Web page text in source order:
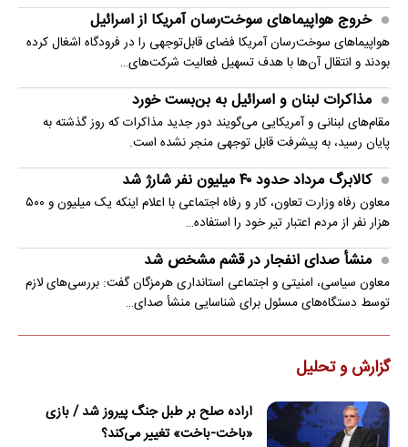
خروج هواپیماهای سوخت‌رسان آمریکا از اسرائیل
هواپیماهای سوخت‌رسان آمریکا فضای قابل‌توجهی را در فرودگاه اشغال کرده
بودند و انتقال آن‌ها با هدف تسهیل فعالیت شرکت‌های…
مذاکرات لبنان و اسرائیل به بن‌بست خورد
مقام‌های لبنانی و آمریکایی می‌گویند دور جدید مذاکرات که روز گذشته به
پایان رسید، به پیشرفت قابل توجهی منجر نشده است.
کالابرگ مرداد حدود ۴۰‌ میلیون نفر شارژ شد
معاون رفاه وزارت تعاون، کار و رفاه اجتماعی با اعلام اینکه یک میلیون و ۵۰۰
هزار نفر از مردم اعتبار تیر خود را استفاده…
منشأ صدای انفجار در قشم مشخص شد
معاون سیاسی، امنیتی و اجتماعی استانداری هرمزگان گفت: بررسی‌های لازم
توسط دستگاه‌های مسئول برای شناسایی منشأ صدای…
گزارش و تحلیل
اراده صلح بر طبل جنگ پیروز شد / بازی
«باخت-باخت» تغییر می‌کند؟